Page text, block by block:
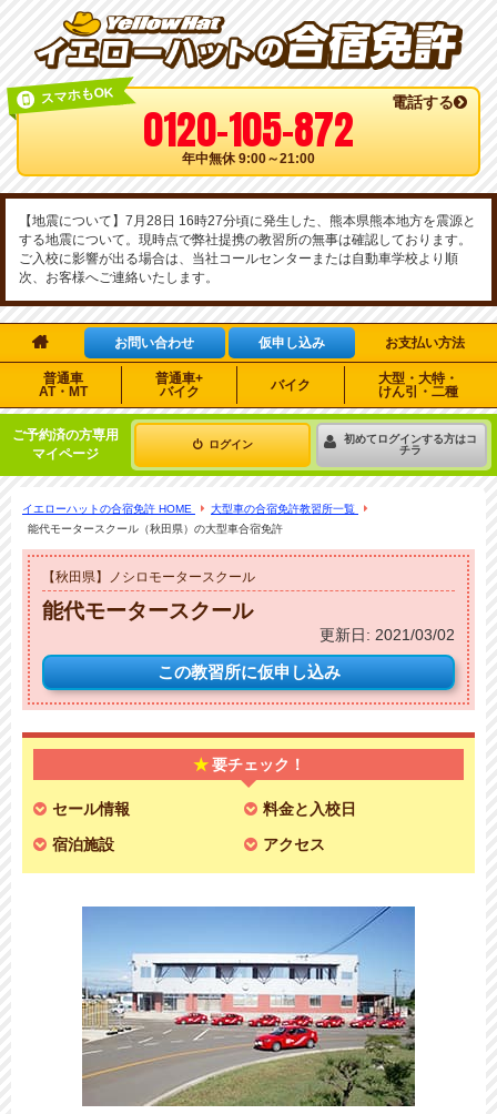
スマホもOK 電話する
0120-105-872
年中無休 9:00～21:00
【地震について】7月28日 16時27分頃に発生した、熊本県熊本地方を震源と
する地震について。現時点で弊社提携の教習所の無事は確認しております。
ご入校に影響が出る場合は、当社コールセンターまたは自動車学校より順
次、お客様へご連絡いたします。
 お問い合わせ 仮申し込み お支払い方法
普通車
AT・MT
普通車+
バイク
バイク
大型・大特・
けん引・二種
ご予約済の方専用
マイページ
ログイン
初めてログインする方はコ
チラ
イエローハットの合宿免許 HOME
大型車の合宿免許教習所一覧
能代モータースクール（秋田県）の大型車合宿免許
【秋田県】ノシロモータースクール
能代モータースクール
更新日: 2021/03/02
この教習所に仮申し込み
要チェック！
セール情報
料金と入校日
宿泊施設
アクセス